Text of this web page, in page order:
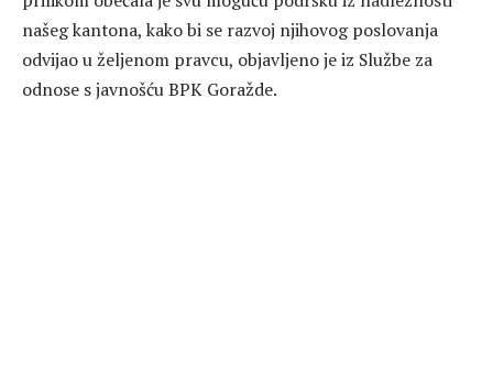
našeg kantona, kako bi se razvoj njihovog poslovanja
odvijao u željenom pravcu, objavljeno je iz Službe za
odnose s javnošću BPK Goražde.